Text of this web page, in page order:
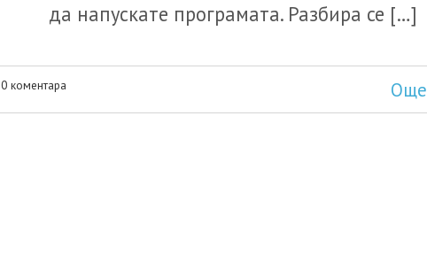
да напускате програмата. Разбира се […]
0 коментара Още